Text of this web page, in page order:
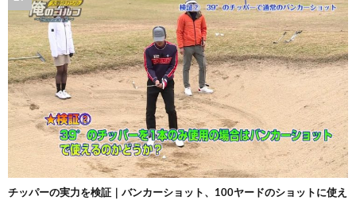
チッパーの実力を検証｜バンカーショット、100ヤードのショットに使え